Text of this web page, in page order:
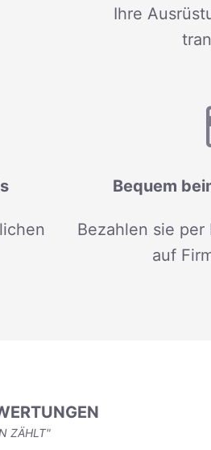
Ihre
Bequem
Bezahlen sie
auf
ZÄHLT"